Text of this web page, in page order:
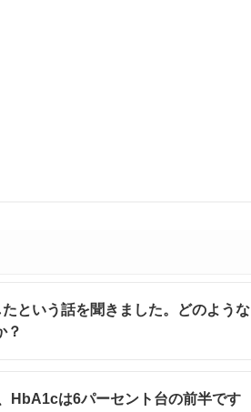
という話を聞きました。どのような
？
HbA1cは6パーセント台の前半です